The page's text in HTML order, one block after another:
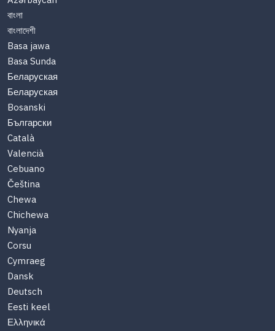
বাংলা
বাংলাদেশী
Basa jawa
Basa Sunda
Беларуская
Беларуская
Bosanski
Български
Català
Valencià
Cebuano
Čeština
Chewa
Chichewa
Nyanja
Corsu
Cymraeg
Dansk
Deutsch
Eesti keel
Ελληνικά